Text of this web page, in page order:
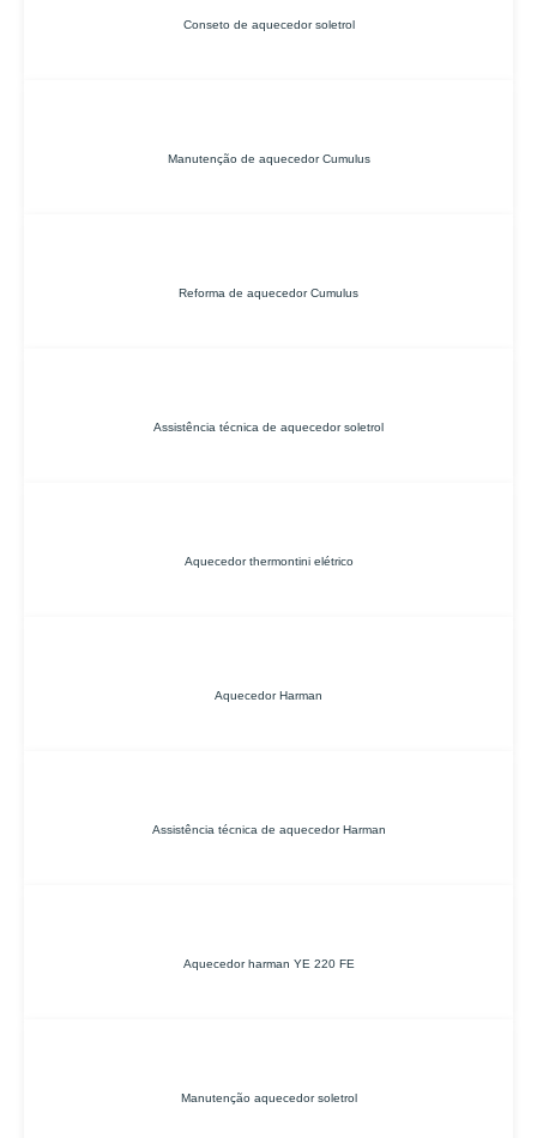
Conseto de aquecedor soletrol
Manutenção de aquecedor Cumulus
Reforma de aquecedor Cumulus
Assistência técnica de aquecedor soletrol
Aquecedor thermontini elétrico
Aquecedor Harman
Assistência técnica de aquecedor Harman
Aquecedor harman YE 220 FE
Manutenção aquecedor soletrol